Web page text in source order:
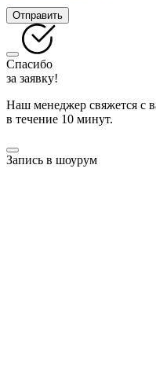
Отправить
Спасибо
за заявку!
Наш менеджер свяжется с
в течение 10 минут.
Запись в шоурум